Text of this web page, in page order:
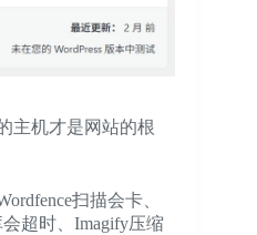
主机才是网站的根
扫描会卡、
超时、Imagify压缩